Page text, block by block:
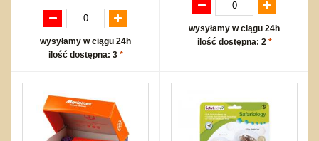
wysyłamy w ciągu 24h
ilość dostępna: 3 *
wysyłamy w ciągu 24h
ilość dostępna: 2 *